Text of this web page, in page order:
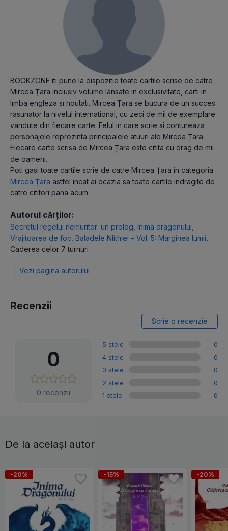
BOOKZONE iti pune la dispozitie toate cartile scrise de catre
Mircea Țara inclusiv volume lansate in exclusivitate, carti in
limba engleza si noutati. Mircea Țara se bucura de un succes
rasunator la nivelul international, cu zeci de mii de exemplare
vandute din fiecare carte. Felul in care scrie si contureaza
personajele reprezinta principalele atuuri ale Mircea Țara.
Fiecare carte scrisa de Mircea Țara este citita cu drag de mii
de oameni.
Poti gasi toate cartile scrie de catre Mircea Țara in categoria
Mircea Țara astfel incat ai ocazia sa toate cartile indragite de
catre cititori pana acum.
Autorul cărților:
Secretul regelui nemuritor: un prolog Inima dragonului
Vrajitoarea de foc Baladele Nlithiei – Vol. 5: Marginea lumii
Caderea celor 7 turnuri
→ Vezi pagina autorului
Recenzii
Scrie o recenzie
0
0 recenzii
5 stele
0
4 stele
0
3 stele
0
2 stele
0
1 stele
0
De la același autor
-20% -15% -20%